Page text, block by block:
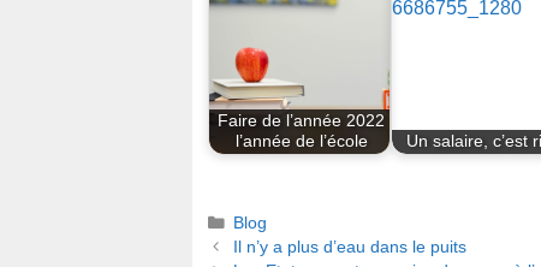
Faire de l’année 2022
l’année de l’école
Un salaire, c’est
Catégories
Blog
Il n’y a plus d’eau dans le puits